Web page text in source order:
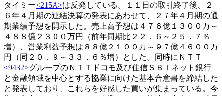
タイミー<215A>は反発している。１１日の取引終了後、２
６年４月期の連結決算の発表にあわせて、２７年４月期の通
期業績予想を開示した。売上高予想は４７６億１３００万～
４８８億２３００万円（前年同期比２２．６～２５．７％
増）、営業利益予想は８８億２１００万～９７億４６００万
円（同２０．９～３３．６％増）とした。同時にＮＴＴ
<9432>グループのＮＴＴドコモ及び住信ＳＢＩネット銀行
と金融領域を中心とする協業に向けた基本合意書を締結した
と発表しており、これらを好感した買いが集まっている。今